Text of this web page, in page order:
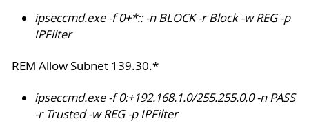
ipseccmd.exe -f 0+*:: -n BLOCK -r Block -w REG -p
IPFilter
REM Allow Subnet 139.30.*
ipseccmd.exe -f 0:+192.168.1.0/255.255.0.0 -n PASS
-r Trusted -w REG -p IPFilter